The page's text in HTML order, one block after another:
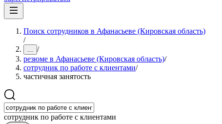
Поиск сотрудников в Афанасьеве (Кировская область)
/
... /
резюме в Афанасьеве (Кировская область)/
сотрудник по работе с клиентами/
частичная занятость
сотрудник по работе с клиентами